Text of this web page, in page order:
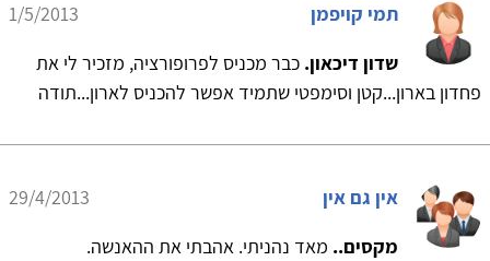
תמי קויפמן
1/5/2013
שדון דיכאון. כבר מכניס לפרופורציה, מזכיר לי את
פחדון בארון...קטן וסימפטי שתמיד אפשר להכניס לארון...תודה
אין גם אין
29/4/2013
מקסים.. מאד נהניתי. אהבתי את ההאנשה.